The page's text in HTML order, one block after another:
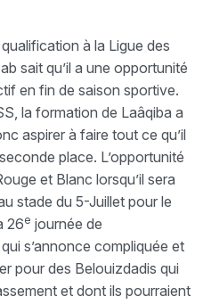
à la Ligue des
sait qu’il a une opportunité
en fin de saison sportive.
la formation de Laâqiba a
aspirer à faire tout ce qu’il
place. L’opportunité
et Blanc lorsqu’il sera
stade du 5-Juillet pour le
26e journée de
s’annonce compliquée et
pour des Belouizdadis qui
et dont ils pourraient